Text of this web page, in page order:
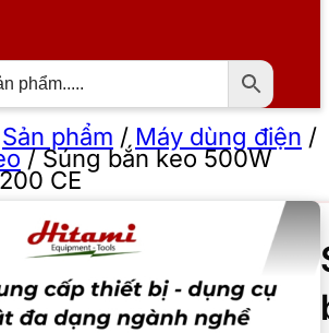
Sản phẩm / Máy dùng điện /
/Súng bắn keo 500W
CE